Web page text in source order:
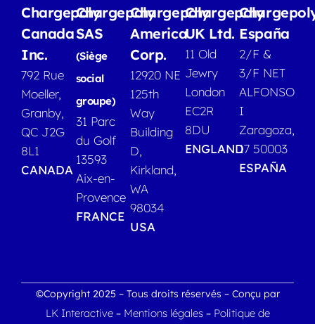
Chargepoly
Canada
Inc.
792 Rue
Moeller,
Granby,
QC J2G
8L1
CANADA
Chargepoly
SAS
(Siège
social
groupe)
31 Parc
du Golf
13593
Aix-en-
Provence
FRANCE
Chargepoly
America
Corp.
12920 NE
125th
Way
Building
D,
Kirkland,
WA
98034
USA
Chargepoly
UK Ltd.
11 Old
Jewry
London
EC2R
8DU
ENGLAND
España
2/F &
3/F NET
ALFONSO
I
Zaragoza,
17 50003
ESPAÑA
©Copyright 2025 – Tous droits réservés – Conçu par
LK Interactive– Mentions légales – Politique de